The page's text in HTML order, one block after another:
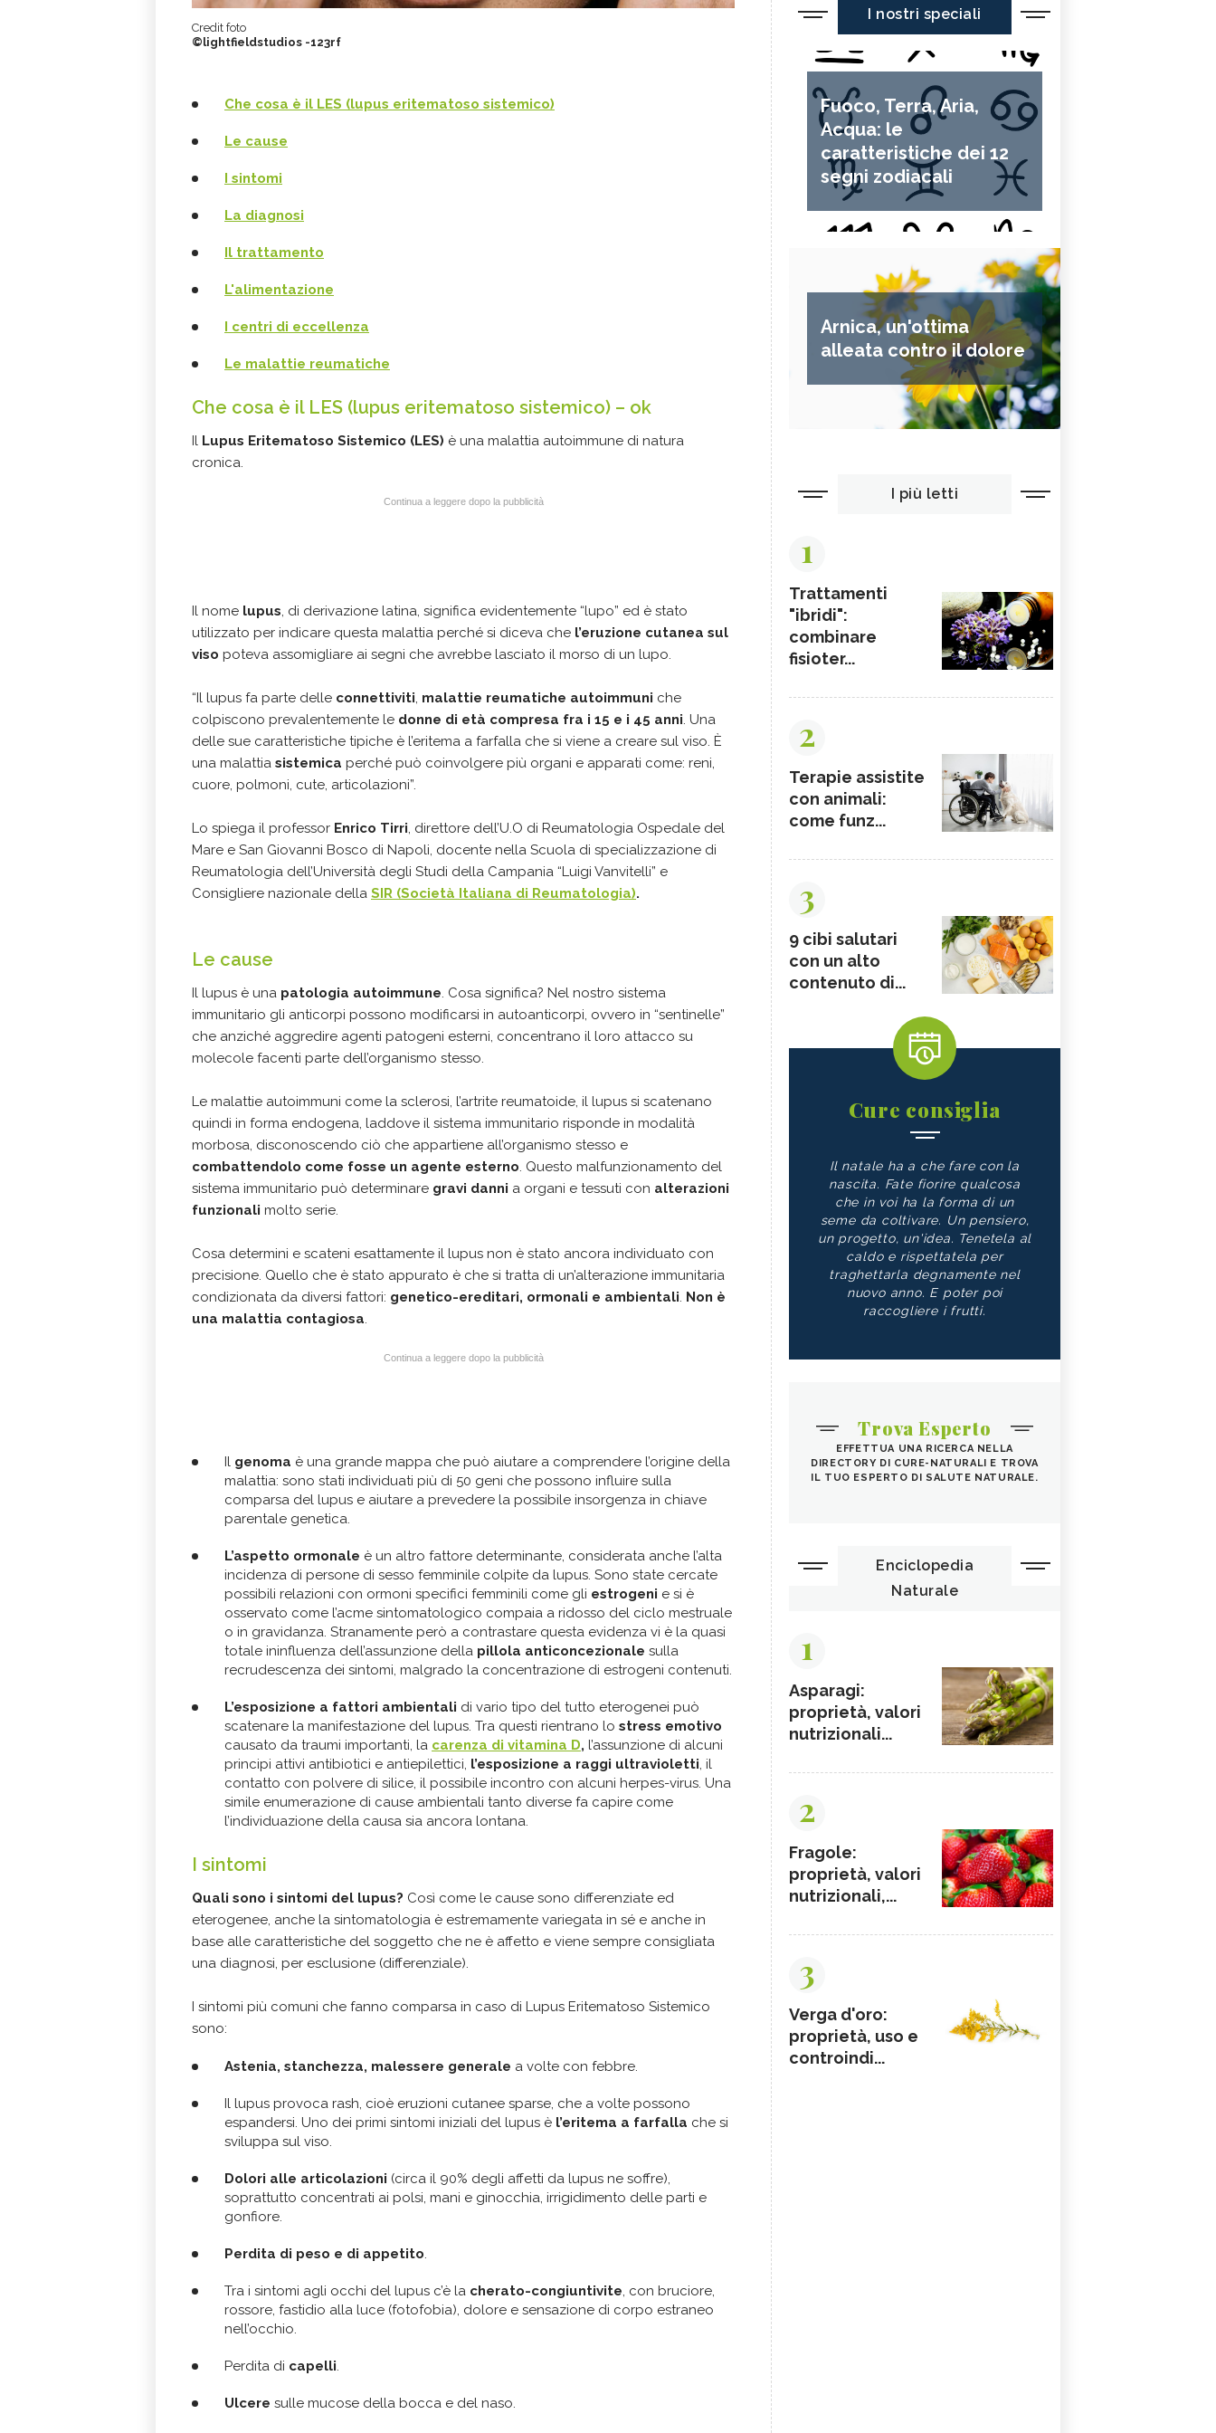
Credit foto
©lightfieldstudios -123rf
Che cosa è il LES (lupus eritematoso sistemico)
Le cause
I sintomi
La diagnosi
Il trattamento
L'alimentazione
I centri di eccellenza
Le malattie reumatiche
Che cosa è il LES (lupus eritematoso sistemico) – ok
Il Lupus Eritematoso Sistemico (LES) è una malattia autoimmune di natura
cronica.
Continua a leggere dopo la pubblicità
Il nome lupus, di derivazione latina, significa evidentemente “lupo” ed è stato
utilizzato per indicare questa malattia perché si diceva che l’eruzione cutanea sul
viso poteva assomigliare ai segni che avrebbe lasciato il morso di un lupo.
“Il lupus fa parte delle connettiviti, malattie reumatiche autoimmuni che
colpiscono prevalentemente le donne di età compresa fra i 15 e i 45 anni. Una
delle sue caratteristiche tipiche è l’eritema a farfalla che si viene a creare sul viso. È
una malattia sistemica perché può coinvolgere più organi e apparati come: reni,
cuore, polmoni, cute, articolazioni”.
Lo spiega il professor Enrico Tirri, direttore dell’U.O di Reumatologia Ospedale del
Mare e San Giovanni Bosco di Napoli, docente nella Scuola di specializzazione di
Reumatologia dell’Università degli Studi della Campania “Luigi Vanvitelli” e
Consigliere nazionale della SIR (Società Italiana di Reumatologia).
Le cause
Il lupus è una patologia autoimmune. Cosa significa? Nel nostro sistema
immunitario gli anticorpi possono modificarsi in autoanticorpi, ovvero in “sentinelle”
che anziché aggredire agenti patogeni esterni, concentrano il loro attacco su
molecole facenti parte dell’organismo stesso.
Le malattie autoimmuni come la sclerosi, l’artrite reumatoide, il lupus si scatenano
quindi in forma endogena, laddove il sistema immunitario risponde in modalità
morbosa, disconoscendo ciò che appartiene all’organismo stesso e
combattendolo come fosse un agente esterno. Questo malfunzionamento del
sistema immunitario può determinare gravi danni a organi e tessuti con alterazioni
funzionali molto serie.
Cosa determini e scateni esattamente il lupus non è stato ancora individuato con
precisione. Quello che è stato appurato è che si tratta di un’alterazione immunitaria
condizionata da diversi fattori: genetico-ereditari, ormonali e ambientali. Non è
una malattia contagiosa.
Continua a leggere dopo la pubblicità
Il genoma è una grande mappa che può aiutare a comprendere l’origine della
malattia: sono stati individuati più di 50 geni che possono influire sulla
comparsa del lupus e aiutare a prevedere la possibile insorgenza in chiave
parentale genetica.
L’aspetto ormonale è un altro fattore determinante, considerata anche l’alta
incidenza di persone di sesso femminile colpite da lupus. Sono state cercate
possibili relazioni con ormoni specifici femminili come gli estrogeni e si è
osservato come l’acme sintomatologico compaia a ridosso del ciclo mestruale
o in gravidanza. Stranamente però a contrastare questa evidenza vi è la quasi
totale ininfluenza dell’assunzione della pillola anticoncezionale sulla
recrudescenza dei sintomi, malgrado la concentrazione di estrogeni contenuti.
L’esposizione a fattori ambientali di vario tipo del tutto eterogenei può
scatenare la manifestazione del lupus. Tra questi rientrano lo stress emotivo
causato da traumi importanti, la carenza di vitamina D, l’assunzione di alcuni
principi attivi antibiotici e antiepilettici, l’esposizione a raggi ultravioletti, il
contatto con polvere di silice, il possibile incontro con alcuni herpes-virus. Una
simile enumerazione di cause ambientali tanto diverse fa capire come
l’individuazione della causa sia ancora lontana.
I sintomi
Quali sono i sintomi del lupus? Così come le cause sono differenziate ed
eterogenee, anche la sintomatologia è estremamente variegata in sé e anche in
base alle caratteristiche del soggetto che ne è affetto e viene sempre consigliata
una diagnosi, per esclusione (differenziale).
I sintomi più comuni che fanno comparsa in caso di Lupus Eritematoso Sistemico
sono:
Astenia, stanchezza, malessere generale a volte con febbre.
Il lupus provoca rash, cioè eruzioni cutanee sparse, che a volte possono
espandersi. Uno dei primi sintomi iniziali del lupus è l’eritema a farfalla che si
sviluppa sul viso.
Dolori alle articolazioni (circa il 90% degli affetti da lupus ne soffre),
soprattutto concentrati ai polsi, mani e ginocchia, irrigidimento delle parti e
gonfiore.
Perdita di peso e di appetito.
Tra i sintomi agli occhi del lupus c’è la cherato-congiuntivite, con bruciore,
rossore, fastidio alla luce (fotofobia), dolore e sensazione di corpo estraneo
nell’occhio.
Perdita di capelli.
Ulcere sulle mucose della bocca e del naso.
I nostri speciali
Fuoco, Terra, Aria,
Acqua: le
caratteristiche dei 12
segni zodiacali
Arnica, un'ottima
alleata contro il dolore
I più letti
1
Trattamenti
"ibridi":
combinare
fisioter...
2
Terapie assistite
con animali:
come funz...
3
9 cibi salutari
con un alto
contenuto di...
Cure consiglia
Il natale ha a che fare con la
nascita. Fate fiorire qualcosa
che in voi ha la forma di un
seme da coltivare. Un pensiero,
un progetto, un'idea. Tenetela al
caldo e rispettatela per
traghettarla degnamente nel
nuovo anno. E poter poi
raccogliere i frutti.
Trova Esperto
EFFETTUA UNA RICERCA NELLA
DIRECTORY DI CURE-NATURALI E TROVA
IL TUO ESPERTO DI SALUTE NATURALE.
Enciclopedia
Naturale
1
Asparagi:
proprietà, valori
nutrizionali...
2
Fragole:
proprietà, valori
nutrizionali,...
3
Verga d'oro:
proprietà, uso e
controindi...